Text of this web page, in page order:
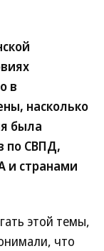
в
насколько
была
по СВПД,
и странами
этой темы,
что